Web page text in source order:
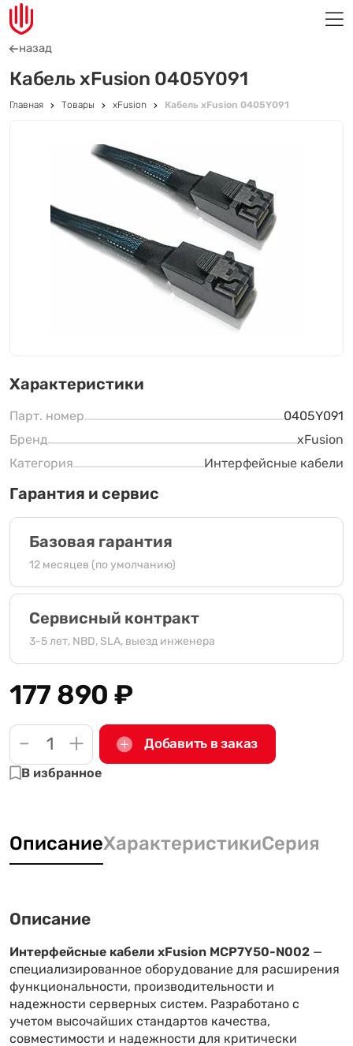
назад
Кабель xFusion 0405Y091
Главная Товары xFusion Кабель xFusion 0405Y091
Характеристики
Парт. номер
0405Y091
Бренд
xFusion
Категория
Интерфейсные кабели
Гарантия и сервис
Базовая гарантия
12 месяцев (по умолчанию)
Сервисный контракт
3-5 лет, NBD, SLA, выезд инженера
177 890₽
- + Добавить в заказ
В избранное
ОписаниеХарактеристикиСерия
Описание
Интерфейсные кабели xFusion MCP7Y50-N002 —
специализированное оборудование для расширения
функциональности, производительности и
надежности серверных систем. Разработано с
учетом высочайших стандартов качества,
совместимости и надежности для критически